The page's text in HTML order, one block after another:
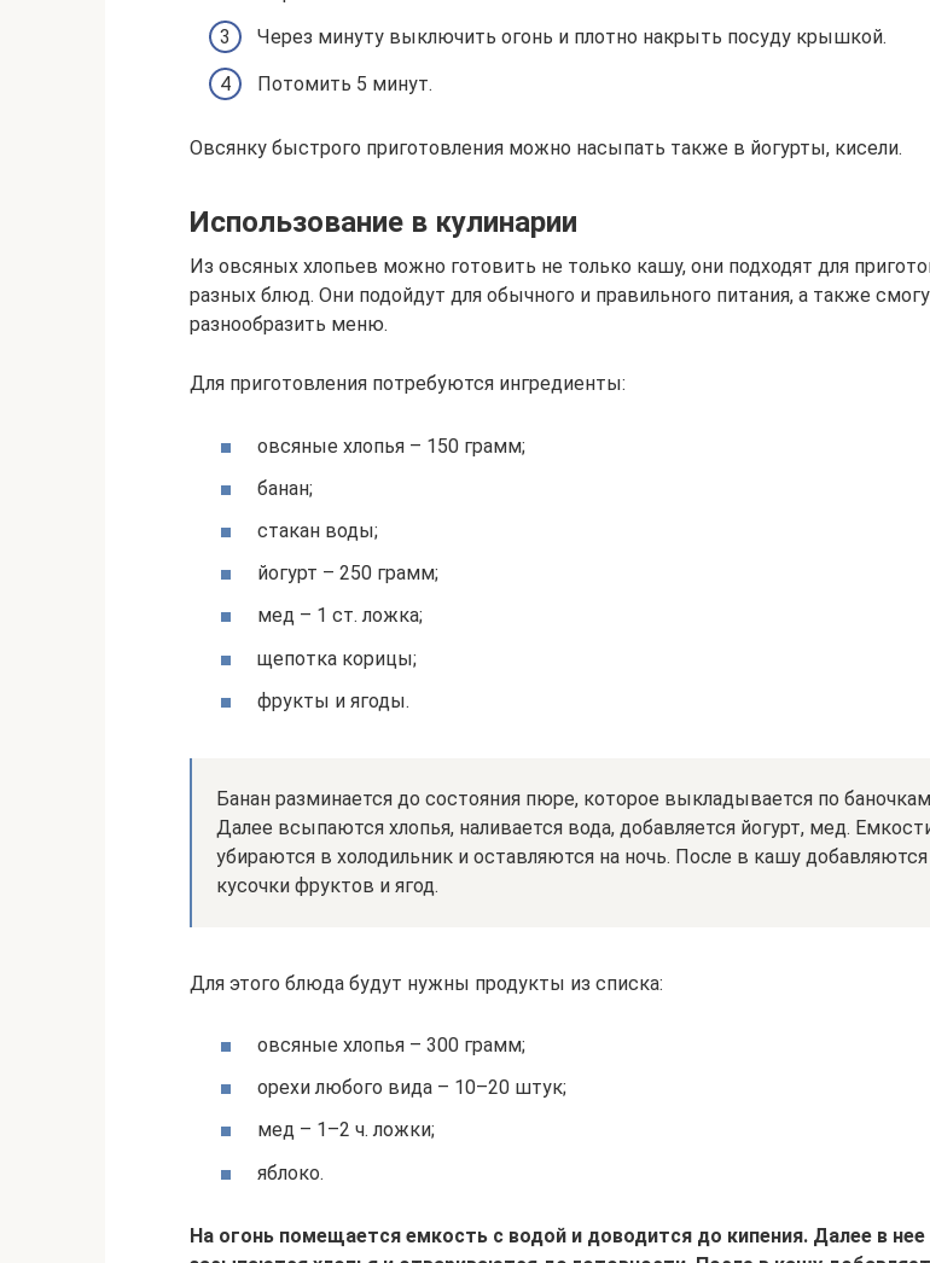
Через минуту выключить огонь и плотно накрыть посуду крышкой.
Потомить 5 минут.
Овсянку быстрого приготовления можно насыпать также в йогурты, кисели.
Использование в кулинарии
Из овсяных хлопьев можно готовить не только кашу, они подходят для
разных блюд. Они подойдут для обычного и правильного питания, а также
разнообразить меню.
Для приготовления потребуются ингредиенты:
овсяные хлопья – 150 грамм;
банан;
стакан воды;
йогурт – 250 грамм;
мед – 1 ст. ложка;
щепотка корицы;
фрукты и ягоды.
Банан разминается до состояния пюре, которое выкладывается по
Далее всыпаются хлопья, наливается вода, добавляется йогурт, мед.
убираются в холодильник и оставляются на ночь. После в кашу добавляются
кусочки фруктов и ягод.
Для этого блюда будут нужны продукты из списка:
овсяные хлопья – 300 грамм;
орехи любого вида – 10–20 штук;
мед – 1–2 ч. ложки;
яблоко.
На огонь помещается емкость с водой и доводится до кипения. Далее в нее